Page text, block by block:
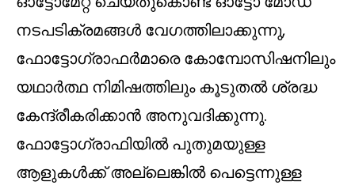
നടപടിക്രമങ്ങൾ വേഗത്തിലാക്കുന്നു,
ഫോട്ടോഗ്രാഫർമാരെ കോമ്പോസിഷനിലും
യഥാർത്ഥ നിമിഷത്തിലും കൂടുതൽ ശ്രദ്ധ
കേന്ദ്രീകരിക്കാൻ അനുവദിക്കുന്നു.
ഫോട്ടോഗ്രാഫിയിൽ പുതുമയുള്ള
ആളുകൾക്ക് അല്ലെങ്കിൽ പെട്ടെന്നുള്ള